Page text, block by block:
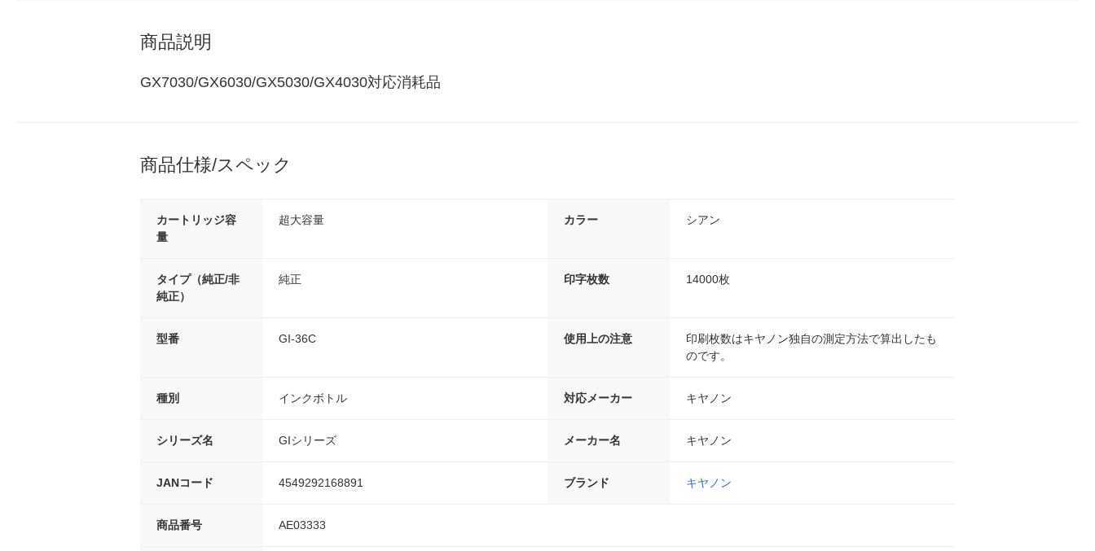
商品説明
GX7030/GX6030/GX5030/GX4030対応消耗品
商品仕様/スペック
カートリッジ容
量
超大容量 カラー シアン
タイプ（純正/非
純正）
純正 印字枚数 14000枚
型番 GI-36C 使用上の注意
印刷枚数はキヤノン独自の測定方法で算出したも
のです。
種別 インクボトル 対応メーカー キヤノン
シリーズ名 GIシリーズ メーカー名 キヤノン
JANコード 4549292168891 ブランド キヤノン
商品番号 AE03333